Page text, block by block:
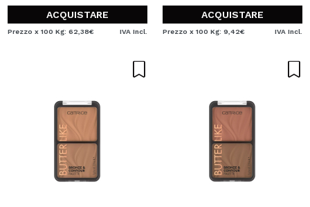
ACQUISTARE
Prezzo x 100 Kg: 62,38€ IVA Incl.
ACQUISTARE
Prezzo x 100 Kg: 9,42€ IVA Incl.